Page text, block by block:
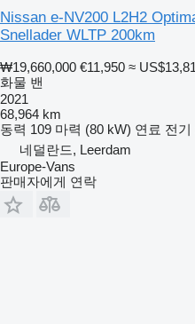
Nissan e-NV200 L2H2
Snellader WLTP 200km
₩19,660,000 €11,950 ≈
화물 밴
2021
68,964 km
동력 109 마력 (80 kW) 연료 전기
네덜란드, Leerdam
Europe-Vans
판매자에게 연락